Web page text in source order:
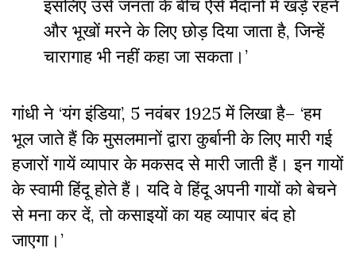
इसलिए उसे जनता के बीच ऐसे मैदानों में खड़े रहने
और भूखों मरने के लिए छोड़ दिया जाता है, जिन्हें
चारागाह भी नहीं कहा जा सकता।’
गांधी ने ‘यंग इंडिया’, 5 नवंबर 1925 में लिखा है– ‘हम
भूल जाते हैं कि मुसलमानों द्वारा कुर्बानी के लिए मारी गई
हजारों गायें व्यापार के मकसद से मारी जाती हैं। इन गायों
के स्वामी हिंदू होते हैं। यदि वे हिंदू अपनी गायों को बेचने
से मना कर दें, तो कसाइयों का यह व्यापार बंद हो
जाएगा।’